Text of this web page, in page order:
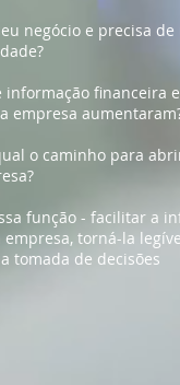
negócio e precisa de
informação financeira e
empresa
o caminho para
função - facilitar a
empresa, torná-la
tomada de decisões